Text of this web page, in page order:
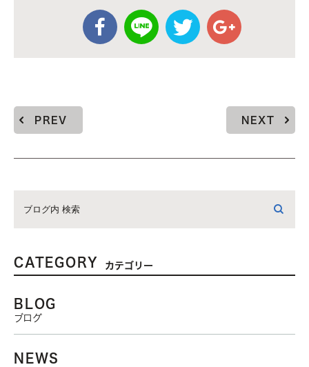
PREV NEXT
CATEGORY カテゴリー
BLOG
ブログ
NEWS